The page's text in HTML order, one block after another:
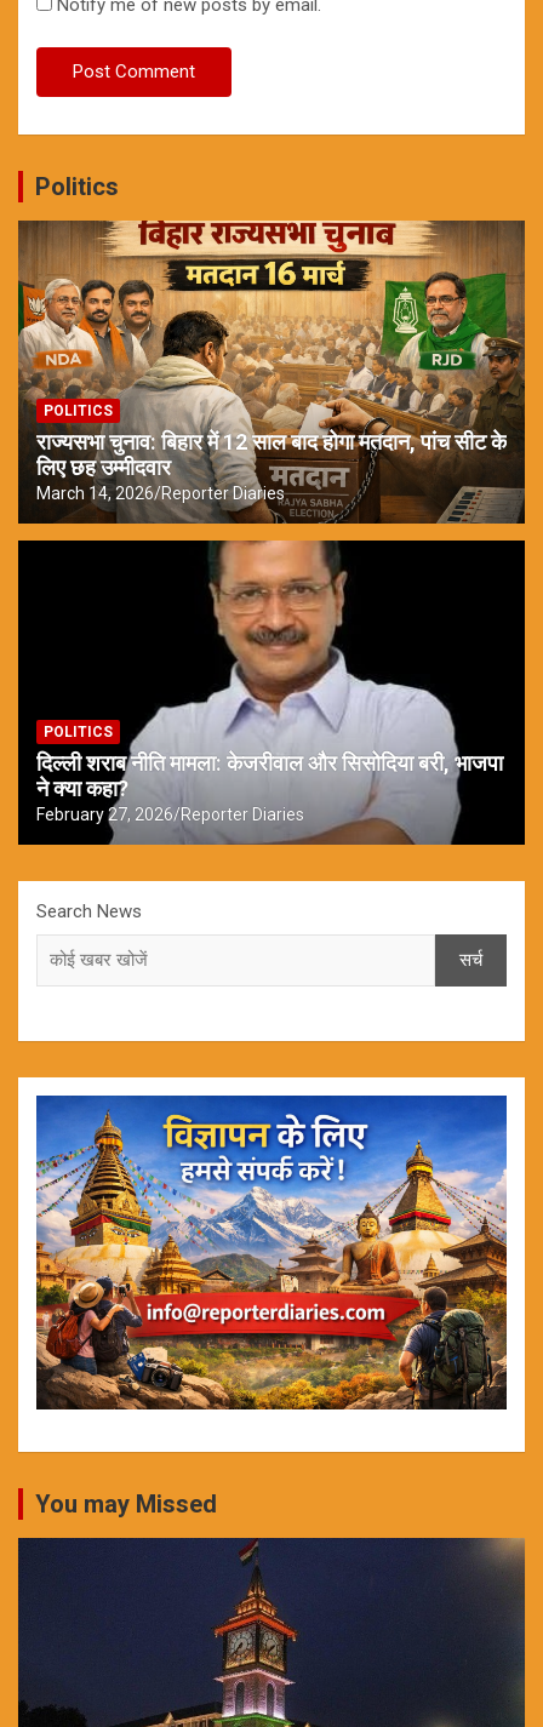
Politics
POLITICS
राज्यसभा चुनाव: बिहार में 12 साल बाद होगा मतदान, पांच सीट के
लिए छह उम्मीदवार
March 14, 2026 Reporter Diaries
POLITICS
दिल्ली शराब नीति मामला: केजरीवाल और सिसोदिया बरी, भाजपा
ने क्या कहा?
February 27, 2026 Reporter Diaries
Search News
सर्च
You may Missed